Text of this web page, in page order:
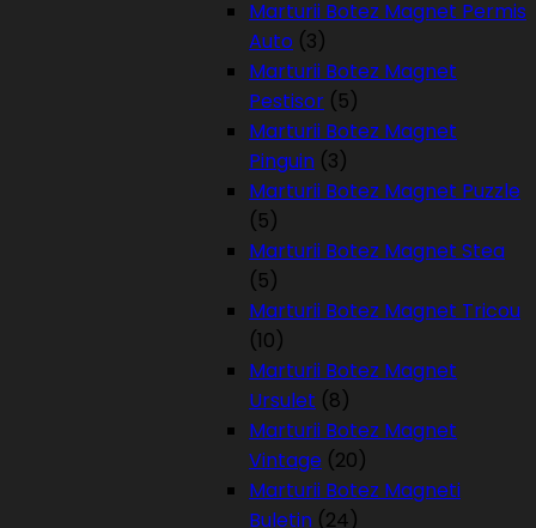
Marturii Botez Magnet Permis
Auto (3)
Marturii Botez Magnet
Pestisor (5)
Marturii Botez Magnet
Pinguin (3)
Marturii Botez Magnet Puzzle
(5)
Marturii Botez Magnet Stea
(5)
Marturii Botez Magnet Tricou
(10)
Marturii Botez Magnet
Ursulet (8)
Marturii Botez Magnet
Vintage (20)
Marturii Botez Magneti
Buletin (24)